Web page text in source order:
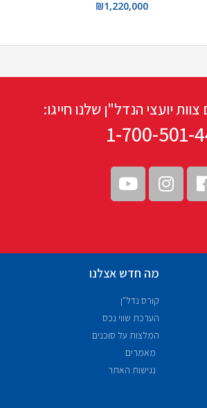
₪1,220,000
יועצי הנדל"ן שלנו חייגו:
1-700-501-
מה חדש אצלנו
קורס נדל"ן
הערכת שווי נכס
המלצות על סוכנים
מאמרים
נגישות האתר